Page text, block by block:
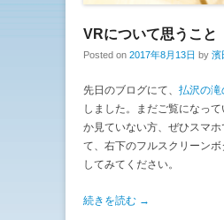
VRについて思うこと
Posted on 2017年8月13日 by 濱
先日のブログにて、 払沢の滝
しました。まだご覧になっ
か見ていない方、ぜひスマ
て、右下のフルスクリーン
してみてください。
続きを読む →